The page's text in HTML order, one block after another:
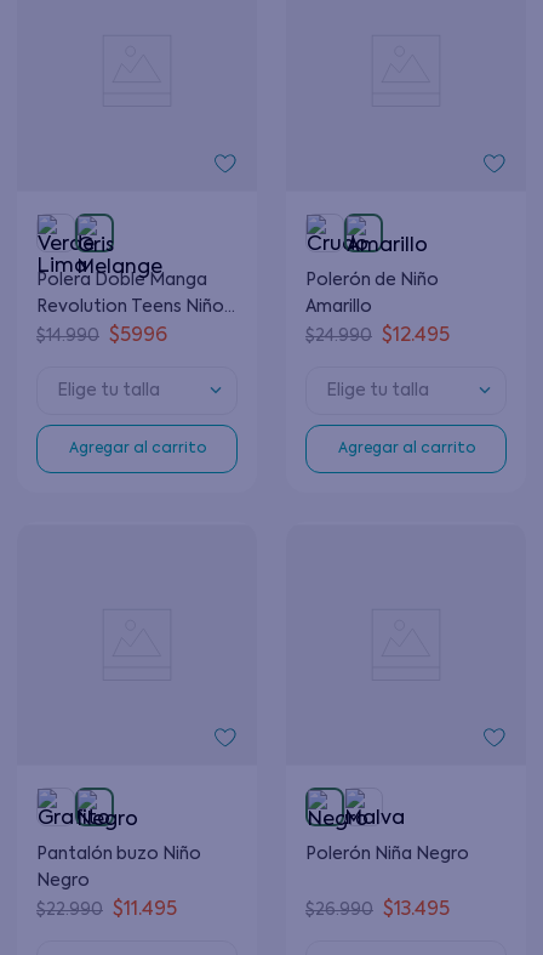
Polera Doble Manga
Revolution Teens Niño
Gris Melange 12 a 16
$14.990 $5996
Elige tu talla
Agregar al carrito
Polerón de Niño
Amarillo
$24.990 $12.495
Elige tu talla
Agregar al carrito
Pantalón buzo Niño
Negro
$22.990 $11 .495
Polerón Niña Negro
$26.990 $13.495